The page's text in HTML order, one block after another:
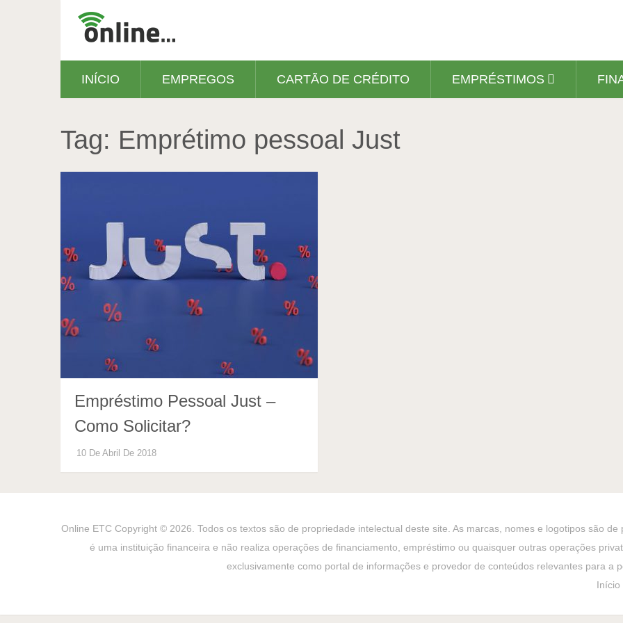
INÍCIO EMPREGOS CARTÃO DE CRÉDITO EMPRÉSTIMOS
Tag: Emprétimo pessoal Just
Empréstimo Pessoal Just –
Como Solicitar?
10 De Abril De 2018
Online ETCCopyright © 2026. Todos os textos são de propriedade intelectual deste site. As marcas, nomes e logotipos são
é uma instituição financeira e não realiza operações de financiamento, empréstimo ou quaisquer outras operações
exclusivamente como portal de informações e provedor de conteúdos relevantes para a
Início